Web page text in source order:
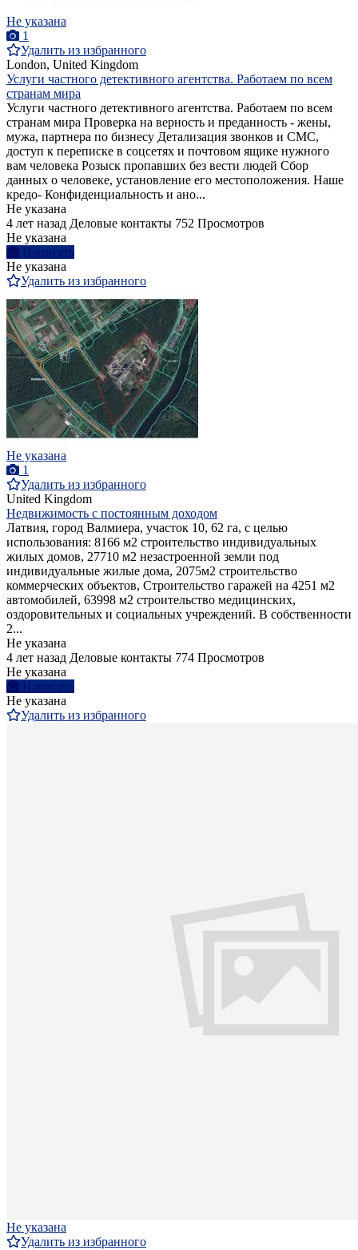
Не указана
1
Удалить из избранного
London, United Kingdom
Услуги частного детективного агентства. Работаем по всем
странам мира
Услуги частного детективного агентства. Работаем по всем
странам мира Проверка на верность и преданность - жены,
мужа, партнера по бизнесу Детализация звонков и СМС,
доступ к переписке в соцсетях и почтовом ящике нужного
вам человека Розыск пропавших без вести людей Сбор
данных о человеке, установление его местоположения. Наше
кредо- Конфиденциальность и ано...
Не указана
4 лет назад Деловые контакты 752 Просмотров
Не указана
Написать
Не указана
Удалить из избранного
Не указана
1
Удалить из избранного
United Kingdom
Недвижимость с постоянным доходом
Латвия, город Валмиера, участок 10, 62 га, с целью
использования: 8166 м2 строительство индивидуальных
жилых домов, 27710 м2 незастроенной земли под
индивидуальные жилые дома, 2075м2 строительство
коммерческих объектов, Строительство гаражей на 4251 м2
автомобилей, 63998 м2 строительство медицинских,
оздоровительных и социальных учреждений. В собственности
2...
Не указана
4 лет назад Деловые контакты 774 Просмотров
Не указана
Написать
Не указана
Удалить из избранного
Не указана
Удалить из избранного